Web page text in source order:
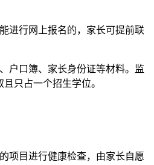
进行网上报名的，家长可提前联
户口簿、家长身份证等材料。监
只占一个招生学位。
项目进行健康检查，由家长自愿